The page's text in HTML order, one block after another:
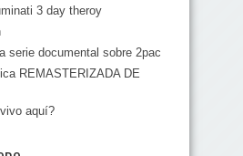
3 day theroy
serie documental sobre 2pac
REMASTERIZADA DE
aquí?